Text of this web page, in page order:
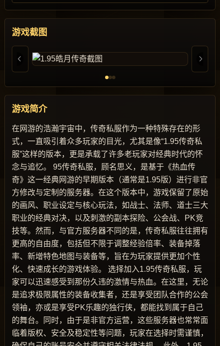
游戏截图
游戏简介
在网游的浩瀚宇宙中，传奇私服作为一种特殊存在的形
式，一直吸引着众多玩家的目光，尤其是像“1.95传奇私
服”这样的版本，更是承载了许多老玩家对经典时代的怀
念与追忆。 95传奇私服，顾名思义，是基于《热血传
奇》这一经典网游的早期版本（通常是1.95版）进行非官
方修改与定制的服务器。在这个版本中，游戏保留了原始
的画风、职业设定与核心玩法，如战士、法师、道士三大
职业的经典对决，以及刺激的副本探险、公会战、PK竞
技等。然而，与官方服务器不同的是，传奇私服往往拥有
更高的自由度，包括但不限于调整经验倍率、装备掉落
率、新增特色地图与装备等，旨在为玩家提供更加个性
化、快速成长的游戏体验。 选择加入1.95传奇私服，玩
家可以迅速感受到那份久违的激情与热血。在这里，无论
是追求极限属性的装备收集者，还是享受团队合作的公会
领袖，亦或是享受PK乐趣的独行侠，都能找到属于自己
的舞台。同时，由于是非官方运营，这些服务器也常常面
临着版权、安全及稳定性等问题，玩家在选择时需谨慎，